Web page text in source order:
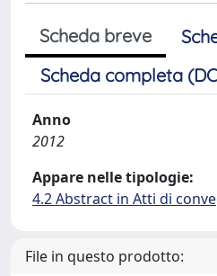
Scheda breve
Scheda completa
Anno
2012
Appare nelle tipologie:
4.2 Abstract in Atti di
File in questo prodotto: